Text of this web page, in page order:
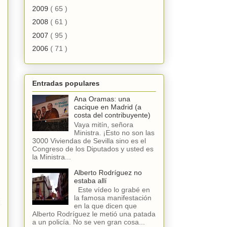
2009 ( 65 )
2008 ( 61 )
2007 ( 95 )
2006 ( 71 )
Entradas populares
Ana Oramas: una
cacique en Madrid (a
costa del contribuyente)
Vaya mitín, señora
Ministra. ¡Esto no son las
3000 Viviendas de Sevilla sino es el
Congreso de los Diputados y usted es
la Ministra...
Alberto Rodríguez no
estaba allí
Este vídeo lo grabé en
la famosa manifestación
en la que dicen que
Alberto Rodríguez le metió una patada
a un policía. No se ven gran cosa...